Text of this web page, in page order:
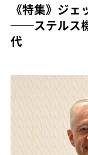
《特集》ジ
──ステルス
代